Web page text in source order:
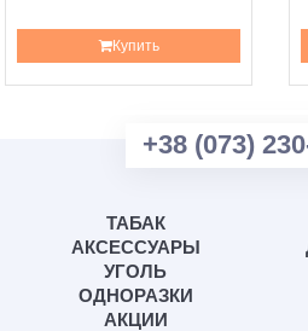
Купить
+38 (073)
ТАБАК
АКСЕССУАРЫ
УГОЛЬ
ОДНОРАЗКИ
АКЦИИ